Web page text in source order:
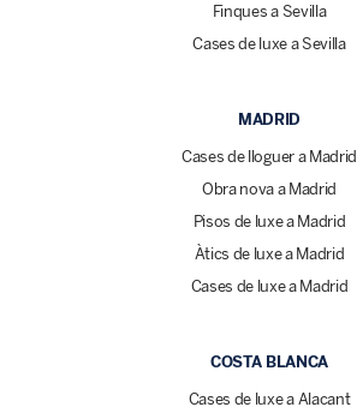
Finques a Sevilla
Cases de luxe a Sevilla
MADRID
Cases de lloguer a Madrid
Obra nova a Madrid
Pisos de luxe a Madrid
Àtics de luxe a Madrid
Cases de luxe a Madrid
COSTA BLANCA
Cases de luxe a Alacant